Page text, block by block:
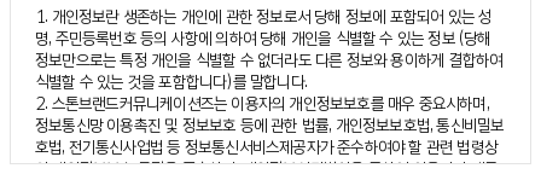
1. 개인정보란 생존하는 개인에 관한 정보로서 당해 정보에 포함되어 있는 성
명, 주민등록번호 등의 사항에 의하여 당해 개인을 식별할 수 있는 정보 (당해
정보만으로는 특정 개인을 식별할 수 없더라도 다른 정보와 용이하게 결합하여
식별할 수 있는 것을 포함합니다)를 말합니다.
2. 스톤브랜드커뮤니케이션즈는 이용자의 개인정보보호를 매우 중요시하며,
정보통신망 이용촉진 및 정보보호 등에 관한 법률, 개인정보보호법, 통신비밀보
호법, 전기통신사업법 등 정보통신서비스제공자가 준수하여야 할 관련 법령상
의 개인정보보호 규정을 준수하며, 개인정보처리방침을 통하여 이용자가 제공